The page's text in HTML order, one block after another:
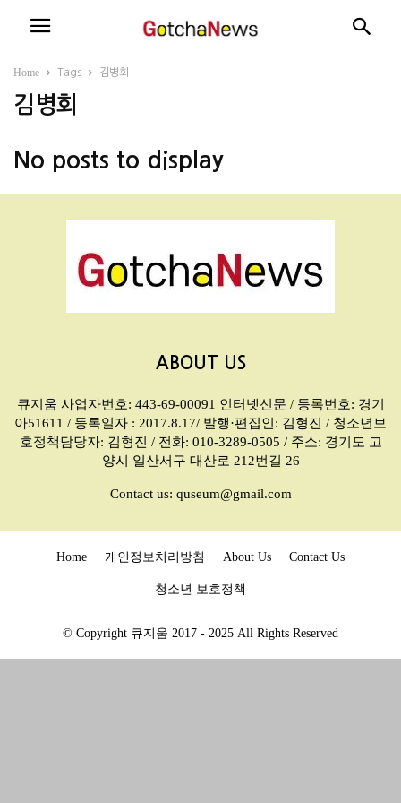
Home Tags 김병회
김병회
No posts to display
ABOUT US
큐지움 사업자번호: 443-69-00091 인터넷신문 / 등록번호: 경기
아51611 / 등록일자 : 2017.8.17/ 발행·편집인: 김형진 / 청소년보
호정책담당자: 김형진 / 전화: 010-3289-0505 / 주소: 경기도 고
양시 일산서구 대산로 212번길 26
Contact us: quseum@gmail.com
Home 개인정보처리방침 About Us Contact Us
청소년 보호정책
© Copyright 큐지움 2017 - 2025 All Rights Reserved